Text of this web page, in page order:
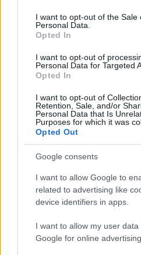
I want to opt-out of the Sale
Personal Data.
Opted In
I want to opt-out of
Personal Data for Targeted
Opted In
I want to opt-out of
Retention, Sale, and/or
Personal Data that Is
Purposes for which it was
Opted Out
Google consents
I want to allow Google to
related to advertising like
device identifiers in apps.
I want to allow my user
Google for online
chiaro. Possono però due
bombardamento su Tik
voto? È tutto da
le elezioni sono
spesso accade nei
potrebbero anche
fondamento. Non sarebbe
concludere il processo
da manuale e, in caso di
varie, annullare ex post il
Quanto successo in
colpo di Stato,
molto